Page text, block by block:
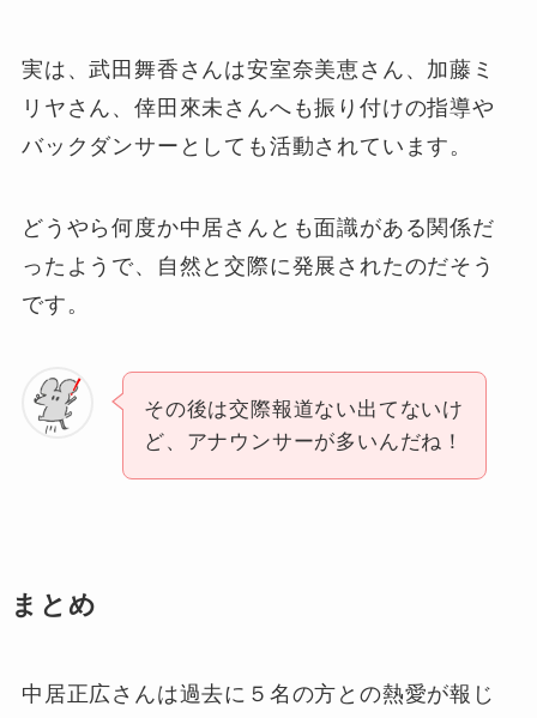
実は、武田舞香さんは安室奈美恵さん、加藤ミ
リヤさん、倖田來未さんへも振り付けの指導や
バックダンサーとしても活動されています。
どうやら何度か中居さんとも面識がある関係だ
ったようで、自然と交際に発展されたのだそう
です。
その後は交際報道ない出てないけ
ど、アナウンサーが多いんだね！
まとめ
中居正広さんは過去に５名の方との熱愛が報じ